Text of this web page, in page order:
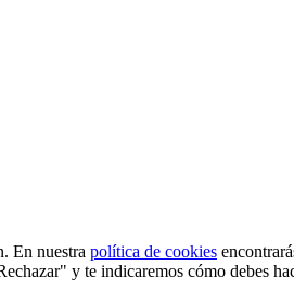
En nuestra política de cookies
y te indicaremos cómo debes